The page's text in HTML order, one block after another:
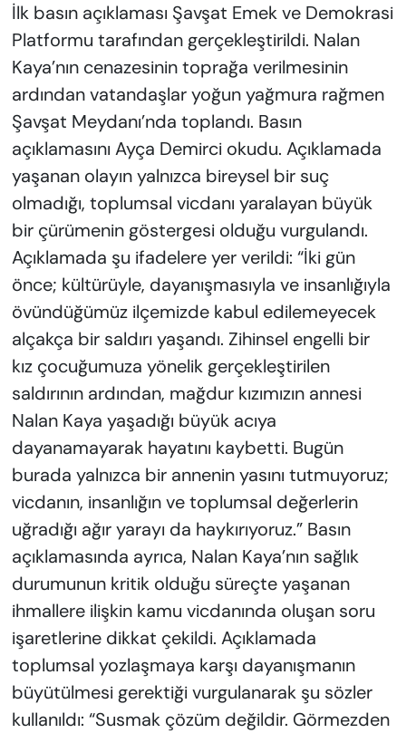
İlk basın açıklaması Şavşat Emek ve Demokrasi
Platformu tarafından gerçekleştirildi. Nalan
Kaya’nın cenazesinin toprağa verilmesinin
ardından vatandaşlar yoğun yağmura rağmen
Şavşat Meydanı’nda toplandı. Basın
açıklamasını Ayça Demirci okudu. Açıklamada
yaşanan olayın yalnızca bireysel bir suç
olmadığı, toplumsal vicdanı yaralayan büyük
bir çürümenin göstergesi olduğu vurgulandı.
Açıklamada şu ifadelere yer verildi: “İki gün
önce; kültürüyle, dayanışmasıyla ve insanlığıyla
övündüğümüz ilçemizde kabul edilemeyecek
alçakça bir saldırı yaşandı. Zihinsel engelli bir
kız çocuğumuza yönelik gerçekleştirilen
saldırının ardından, mağdur kızımızın annesi
Nalan Kaya yaşadığı büyük acıya
dayanamayarak hayatını kaybetti. Bugün
burada yalnızca bir annenin yasını tutmuyoruz;
vicdanın, insanlığın ve toplumsal değerlerin
uğradığı ağır yarayı da haykırıyoruz.” Basın
açıklamasında ayrıca, Nalan Kaya’nın sağlık
durumunun kritik olduğu süreçte yaşanan
ihmallere ilişkin kamu vicdanında oluşan soru
işaretlerine dikkat çekildi. Açıklamada
toplumsal yozlaşmaya karşı dayanışmanın
büyütülmesi gerektiği vurgulanarak şu sözler
kullanıldı: “Susmak çözüm değildir. Görmezden